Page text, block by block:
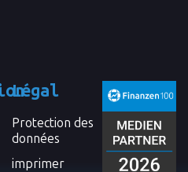
Légal
Protection des
données
imprimer